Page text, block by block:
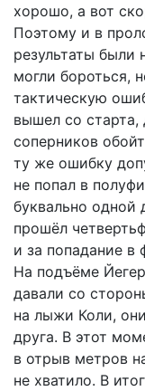
хорошо, а вот
Поэтому и в
результаты были
могли бороться,
тактическую
вышел со
соперников
ту же ошибку
не попал в
буквально одной
прошёл
и за попадание в
На подъёме
давали со
на лыжи Коли,
друга. В этот
в отрыв метров
не хватило. В